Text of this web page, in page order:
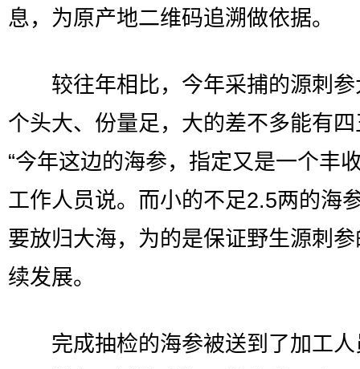
息，为原产地二维码追溯做依据。
较往年相比，今年采捕的源刺参
个头大、份量足，大的差不多能有
“今年这边的海参，指定又是一个丰
工作人员说。而小的不足2.5两的海
要放归大海，为的是保证野生源刺
续发展。
完成抽检的海参被送到了加工人